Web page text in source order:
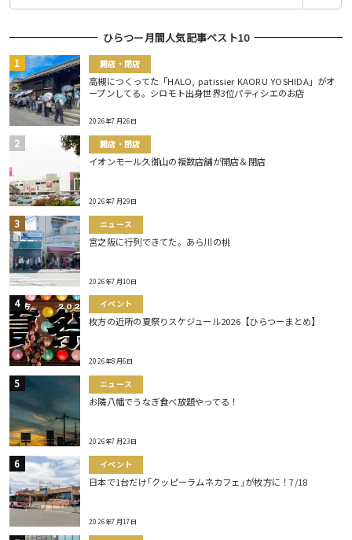
ひらつー月間人気記事ベスト10
開店・閉店
高槻につくってた「HALO, patissier KAORU YOSHIDA」がオ
ープンしてる。シロモト出身世界3位パティシエのお店
2026年7月26日
開店・閉店
イオンモール久御山の複数店舗が開店＆閉店
2026年7月29日
ニュース
宮之阪に行列できてた。あら川の桃
2026年7月10日
イベント
枚方の近所の夏祭りスケジュール2026【ひらつーまとめ】
2026年8月6日
ニュース
お隣八幡でうなぎ食べ放題やってる！
2026年7月23日
イベント
日本で1台だけ｢クッピーラムネカフェ｣が枚方に！7/18
2026年7月17日